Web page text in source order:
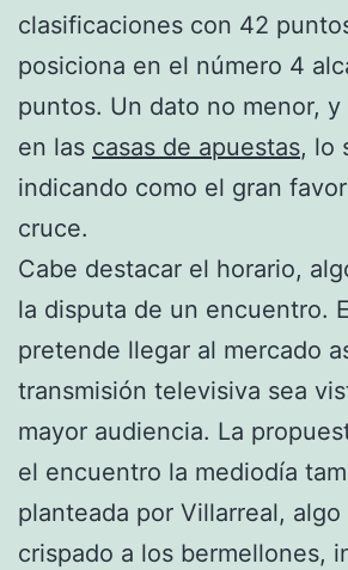
clasificaciones con 42
posiciona en el número 4
puntos. Un dato no menor,
en las casas de apuestas, lo
indicando como el gran
cruce.
Cabe destacar el horario,
la disputa de un encuentro.
pretende llegar al mercado
transmisión televisiva sea
mayor audiencia. La
el encuentro la mediodía
planteada por Villarreal, algo
crispado a los bermellones,